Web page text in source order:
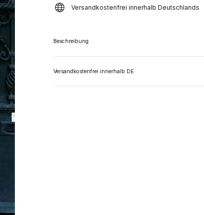
Versandkostenfrei innerhalb Deutschlands
Beschreibung
Versandkostenfrei innerhalb DE